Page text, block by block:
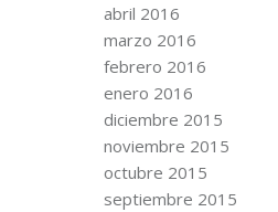
abril 2016
marzo 2016
febrero 2016
enero 2016
diciembre 2015
noviembre 2015
octubre 2015
septiembre 2015